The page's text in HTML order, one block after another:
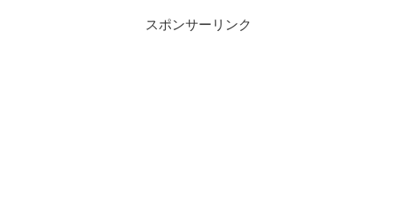
スポンサーリンク